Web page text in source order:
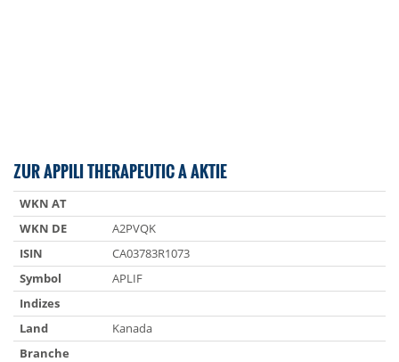
ZUR APPILI THERAPEUTIC A AKTIE
WKN AT
WKN DE
A2PVQK
ISIN
CA03783R1073
Symbol
APLIF
Indizes
Land
Kanada
Branche